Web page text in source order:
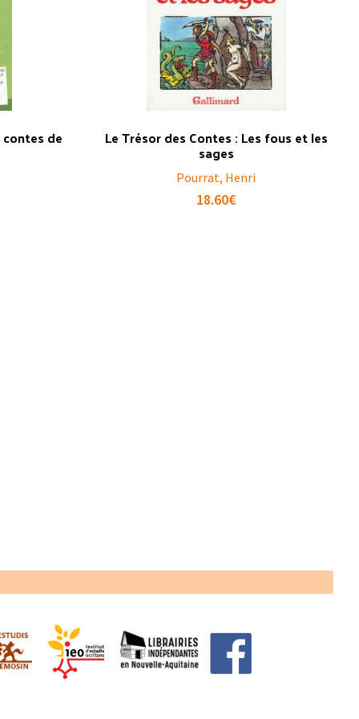
contes de Le Trésor des Contes : Les fous et les
sages
Pourrat, Henri
18.60€